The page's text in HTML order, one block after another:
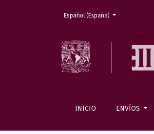
INICIO ENVÍOS
Cambiar el idioma. El actual es:
Español (España)